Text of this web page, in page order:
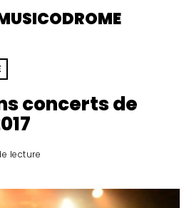
concerts de
lecture